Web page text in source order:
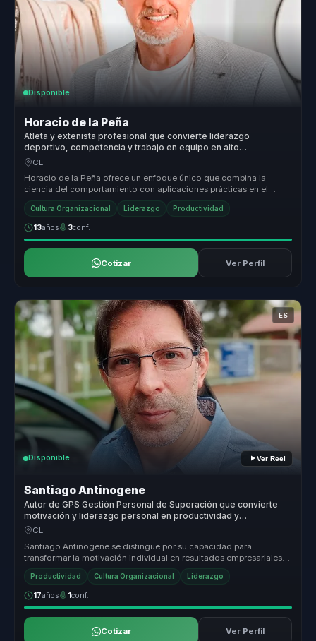
Disponible
Horacio de la Peña
Atleta y extenista profesional que convierte liderazgo
deportivo, competencia y trabajo en equipo en alto
rendimiento para lideres y organizaciones.
CL
Horacio de la Peña ofrece un enfoque único que combina la
ciencia del comportamiento con aplicaciones prácticas en el
liderazgo y el desa...
Cultura Organizacional Liderazgo Productividad
13años 3conf.
Cotizar Ver Perfil
ES
Disponible Ver Reel
Santiago Antinogene
Autor de GPS Gestión Personal de Superación que convierte
motivación y liderazgo personal en productividad y
compromiso para equipos.
CL
Santiago Antinogene se distingue por su capacidad para
transformar la motivación individual en resultados empresariales
concretos. Su enf...
Productividad Cultura Organizacional Liderazgo
17años 1conf.
Cotizar Ver Perfil